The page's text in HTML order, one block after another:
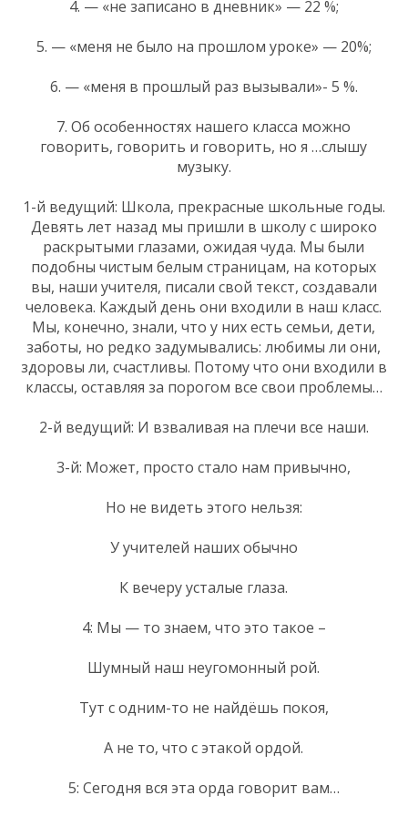
4. — «не записано в дневник» — 22 %;
5. — «меня не было на прошлом уроке» — 20%;
6. — «меня в прошлый раз вызывали»- 5 %.
7. Об особенностях нашего класса можно
говорить, говорить и говорить, но я …слышу
музыку.
1-й ведущий: Школа, прекрасные школьные годы.
Девять лет назад мы пришли в школу с широко
раскрытыми глазами, ожидая чуда. Мы были
подобны чистым белым страницам, на которых
вы, наши учителя, писали свой текст, создавали
человека. Каждый день они входили в наш класс.
Мы, конечно, знали, что у них есть семьи, дети,
заботы, но редко задумывались: любимы ли они,
здоровы ли, счастливы. Потому что они входили в
классы, оставляя за порогом все свои проблемы…
2-й ведущий: И взваливая на плечи все наши.
3-й: Может, просто стало нам привычно,
Но не видеть этого нельзя:
У учителей наших обычно
К вечеру усталые глаза.
4: Мы — то знаем, что это такое –
Шумный наш неугомонный рой.
Тут с одним-то не найдёшь покоя,
А не то, что с этакой ордой.
5: Сегодня вся эта орда говорит вам…